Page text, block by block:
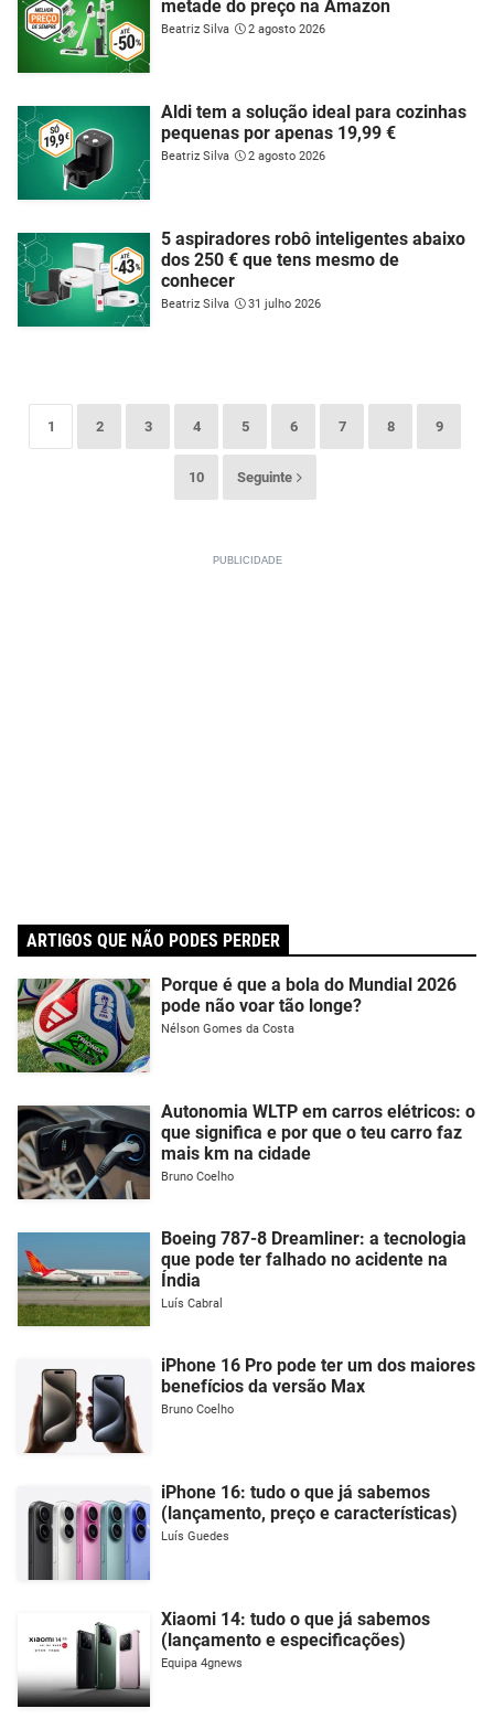
metade do preço na Amazon
Beatriz Silva 2 agosto 2026
Aldi tem a solução ideal para cozinhas
pequenas por apenas 19,99 €
Beatriz Silva 2 agosto 2026
5 aspiradores robô inteligentes abaixo
dos 250 € que tens mesmo de
conhecer
Beatriz Silva 31 julho 2026
1 2 3 4 5 6 7 8 9
10 Seguinte
ARTIGOS QUE NÃO PODES PERDER
Porque é que a bola do Mundial 2026
pode não voar tão longe?
Nélson Gomes da Costa
Autonomia WLTP em carros elétricos: o
que significa e por que o teu carro faz
mais km na cidade
Bruno Coelho
Boeing 787-8 Dreamliner: a tecnologia
que pode ter falhado no acidente na
Índia
Luís Cabral
iPhone 16 Pro pode ter um dos maiores
benefícios da versão Max
Bruno Coelho
iPhone 16: tudo o que já sabemos
(lançamento, preço e características)
Luís Guedes
Xiaomi 14: tudo o que já sabemos
(lançamento e especificações)
Equipa 4gnews